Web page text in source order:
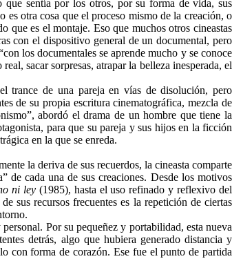
que sentía por los otros, por su forma de vida, sus
es otra cosa que el proceso mismo de la creación, o
que es el montaje. Eso que muchos otros cineastas
con el dispositivo general de un documental, pero
los documentales se aprende mucho y se conoce
sacar sorpresas, atrapar la belleza inesperada, el
trance de una pareja en vías de disolución, pero
de su propia escritura cinematográfica, mezcla de
abordó el drama de un hombre que tiene la
para que su pareja y sus hijos en la ficción
en la que se enreda.
la deriva de sus recuerdos, la cineasta comparte
de cada una de sus creaciones. Desde los motivos
ni ley(1985), hasta el uso refinado y reflexivo del
sus recursos frecuentes es la repetición de ciertas
Por su pequeñez y portabilidad, esta nueva
detrás, algo que hubiera generado distancia y
con forma de corazón. Ese fue el punto de partida